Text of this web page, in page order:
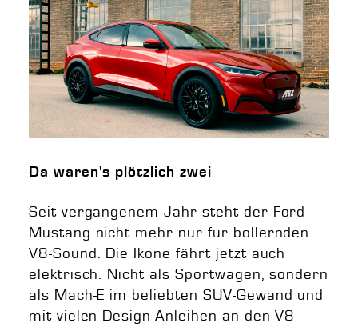
Da waren's plötzlich zwei
Seit vergangenem Jahr steht der Ford
Mustang nicht mehr nur für bollernden
V8-Sound. Die Ikone fährt jetzt auch
elektrisch. Nicht als Sportwagen, sondern
als Mach-E im beliebten SUV-Gewand und
mit vielen Design-Anleihen an den V8-